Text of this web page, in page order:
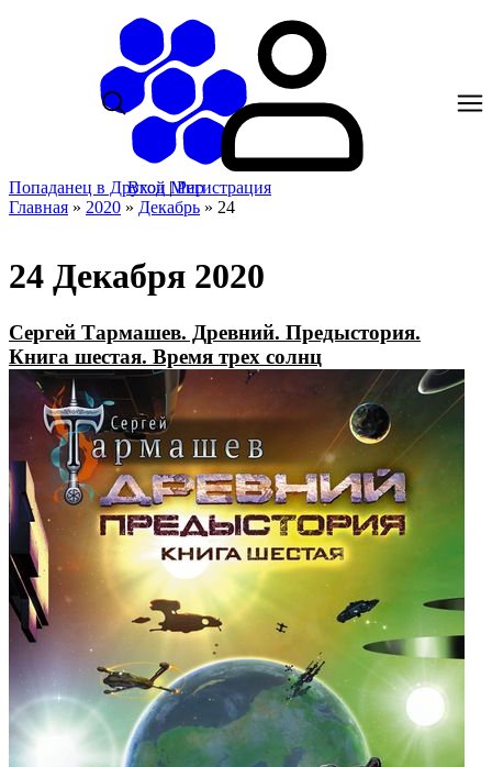
Попаданец в Другой Мир
Вход |Регистрация
Главная » 2020 » Декабрь » 24
24 Декабря 2020
Сергей Тармашев. Древний. Предыстория.
Книга шестая. Время трех солнц